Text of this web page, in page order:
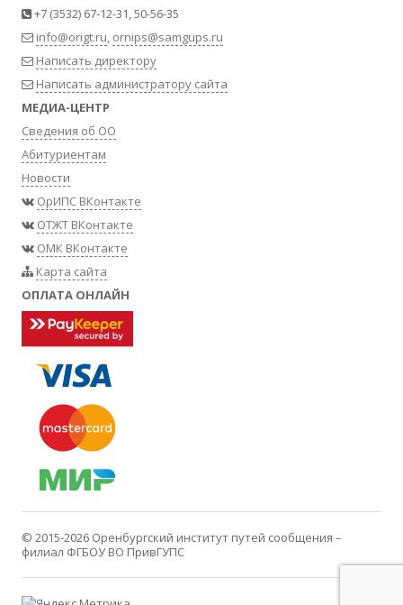
+7 (3532) 67-12-31, 50-56-35
info@origt.ru, ornips@samgups.ru
Написать директору
Написать администратору сайта
МЕДИА-ЦЕНТР
Сведения об ОО
Абитуриентам
Новости
ОрИПС ВКонтакте
ОТЖТ ВКонтакте
ОМК ВКонтакте
Карта сайта
ОПЛАТА ОНЛАЙН
© 2015-2026 Оренбургский институт путей сообщения –
филиал ФГБОУ ВО ПривГУПС